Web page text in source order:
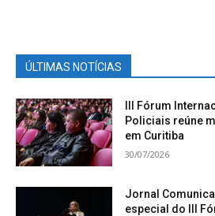
ÚLTIMAS NOTÍCIAS
III Fórum
Policiais reúne
em Curitiba
30/07/2026
Jornal
especial do III